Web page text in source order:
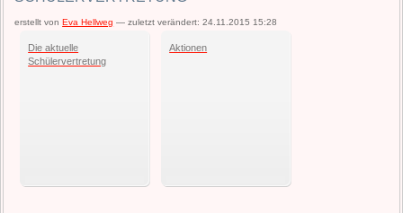
erstellt von Eva Hellweg —zuletzt verändert: 24.11.2015 15:28
Die aktuelle
Schülervertretung
Aktionen